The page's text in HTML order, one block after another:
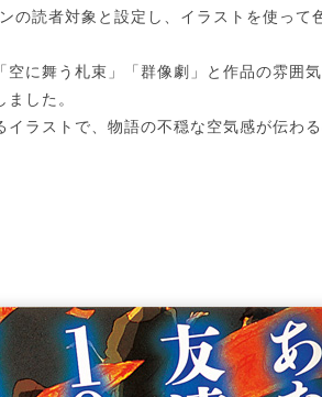
の読者対象と設定し、イラストを使って
空に舞う札束」「群像劇」と作品の雰囲
した。
ラストで、物語の不穏な空気感が伝わ